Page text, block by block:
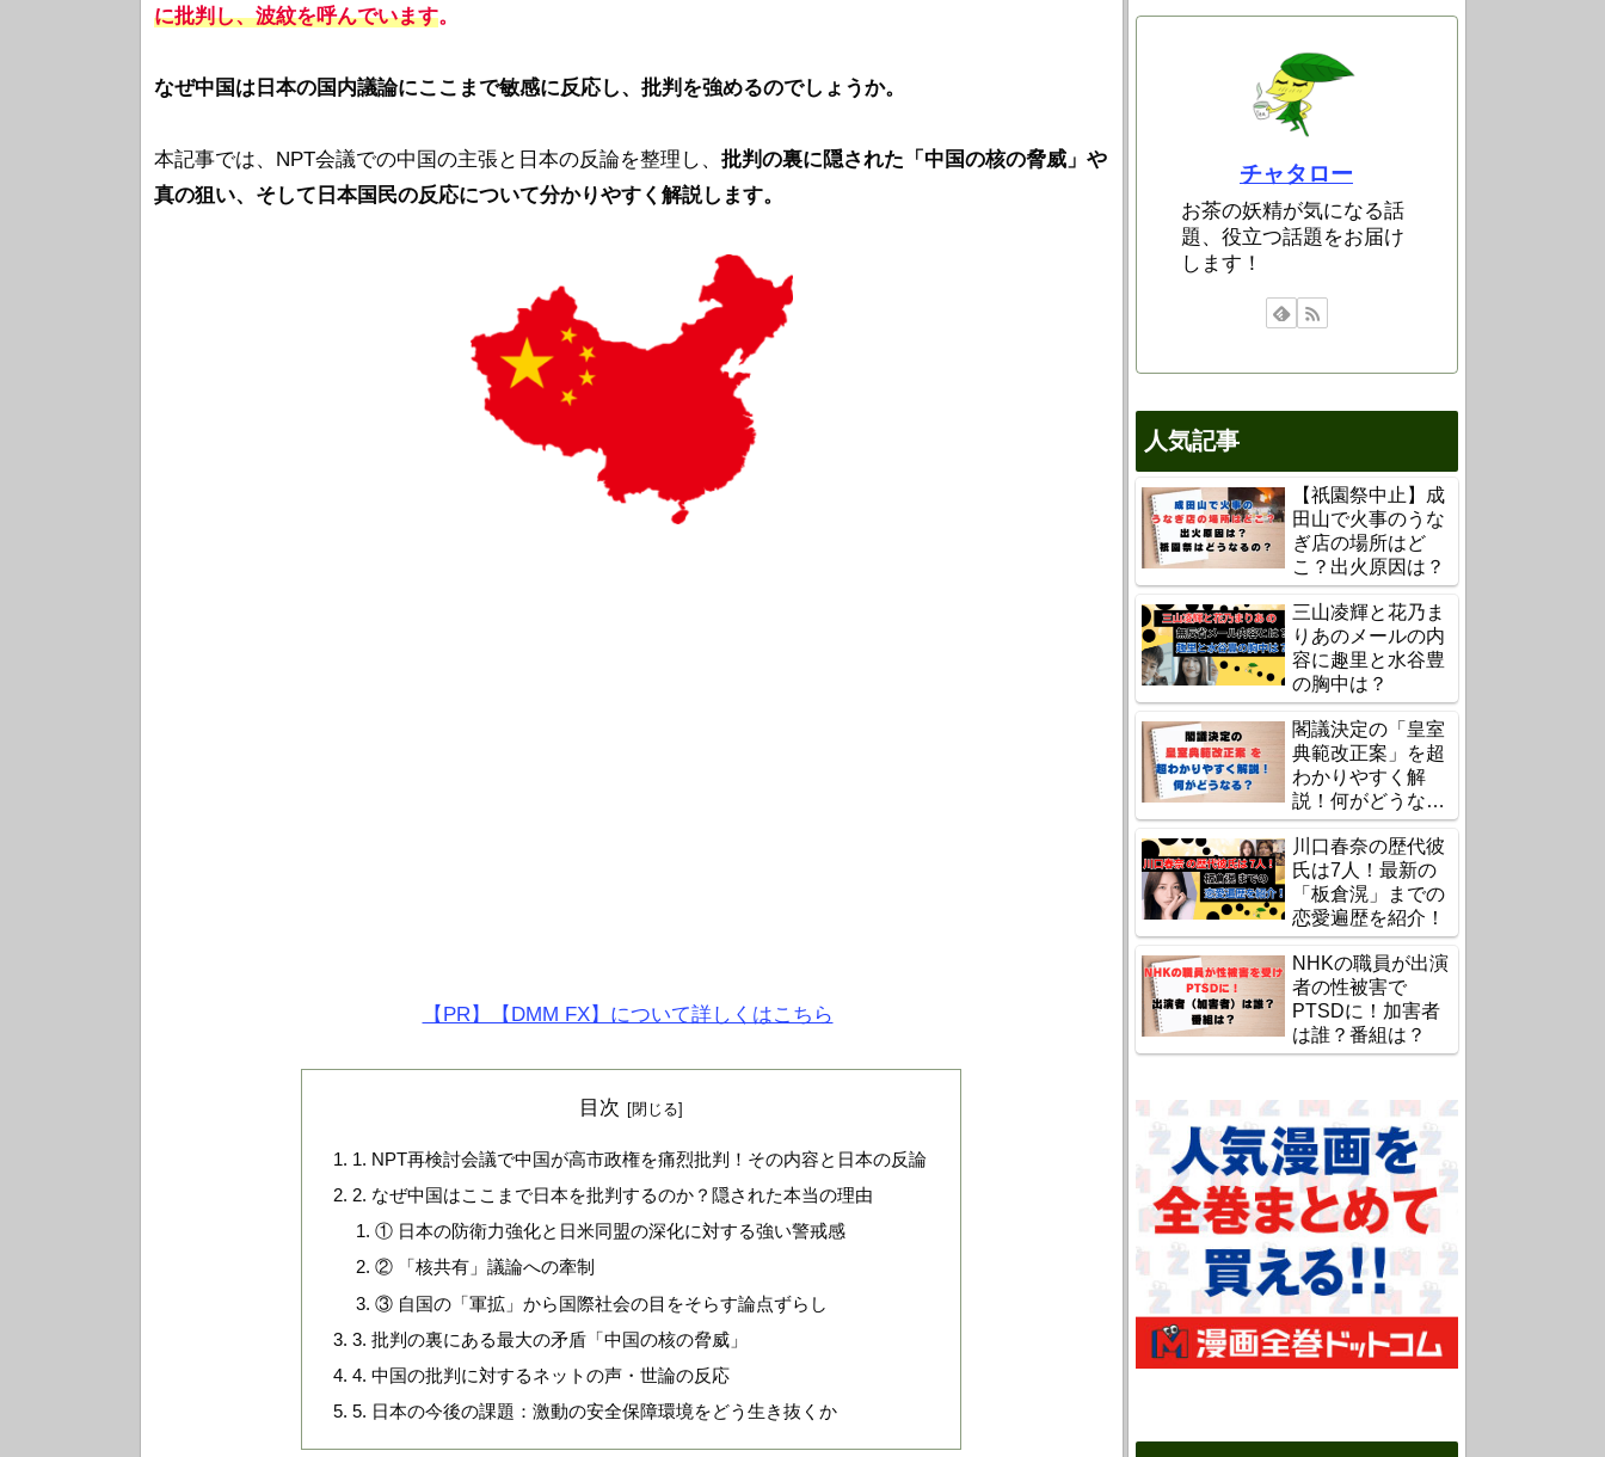
に批判し、波紋を呼んでいます。
なぜ中国は日本の国内議論にここまで敏感に反応し、批判を強めるのでしょうか。
本記事では、NPT会議での中国の主張と日本の反論を整理し、 批判の裏に隠された「中国の核の脅威」や
真の狙い、そして日本国民の反応について分かりやすく解説します。
【PR】【DMM FX】について詳しくはこちら
目次
1. NPT再検討会議で中国が高市政権を痛烈批判！その内容と日本の反論
2. なぜ中国はここまで日本を批判するのか？隠された本当の理由
① 日本の防衛力強化と日米同盟の深化に対する強い警戒感
② 「核共有」議論への牽制
③ 自国の「軍拡」から国際社会の目をそらす論点ずらし
3. 批判の裏にある最大の矛盾「中国の核の脅威」
4. 中国の批判に対するネットの声・世論の反応
5. 日本の今後の課題：激動の安全保障環境をどう生き抜くか
チャタロー
お茶の妖精が気になる話
題、役立つ話題をお届け
します！
人気記事
【祇園祭中止】成
田山で火事のうな
ぎ店の場所はど
こ？出火原因は？
三山凌輝と花乃ま
りあのメールの内
容に趣里と水谷豊
の胸中は？
閣議決定の「皇室
典範改正案」を超
わかりやすく解
説！何がどうな
る？
川口春奈の歴代彼
氏は7人！最新の
「板倉滉」までの
恋愛遍歴を紹介！
NHKの職員が出演
者の性被害で
PTSDに！加害者
は誰？番組は？